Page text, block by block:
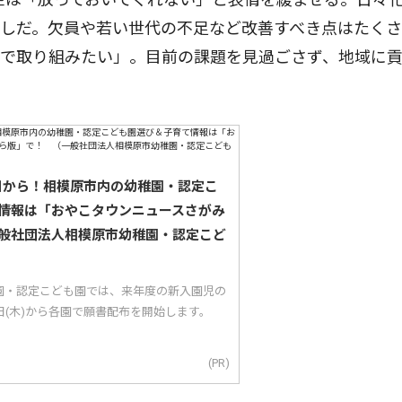
だ。欠員や若い世代の不足など改善すべき点はたく
取り組みたい」。目前の課題を見過ごさず、地域に
ら！相模原市内の幼稚園・認定こ
報は「おやこタウンニュースさがみ
団法人相模原市幼稚園・認定こど
認定こども園では、来年度の新入園児の
木)から各園で願書配布を開始します。
(PR)